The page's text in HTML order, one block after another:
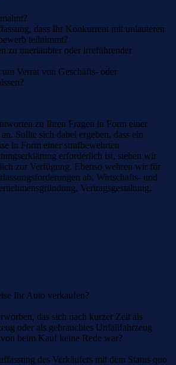
dass Ihr Konkurrent mit unlauteren
teilnimmt?
zu unerlaubter oder irreführender
um Verrat von Geschäfts- oder
zu Ihren Fragen in Form einer
Sollte sich dabei ergeben, dass ein
in Form einer strafbewehrten
erforderlich ist, stehen wir
zur Verfügung. Ebenso wehren wir für
ab. Wirtschafts- und
Vertragsgestaltung,
Ihr Auto verkaufen?
das sich nach kurzer Zeit als
oder als gebrauchtes Unfallfahrzeug
beim Kauf keine Rede war?
des Verkäufers mit dem Status quo